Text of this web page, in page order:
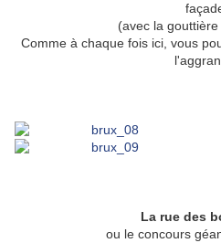
(avec la
Comme à chaque fois ici, vous
La rue des
ou le concours